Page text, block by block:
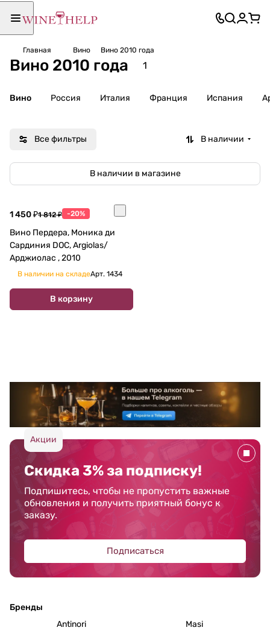
Главная Вино Вино 2010 года
Вино 2010 года 1
Вино Россия Италия Франция Испания
Все фильтры В наличии
В наличии в магазине
1 450 ₽1 812 ₽ -20%
Вино Пердера, Моника ди
Сардиния DOC, Argiolas/
Арджиолас , 2010
В наличии на складеАрт. 1434
В корзину
Акции
Скидка 3% за подписку!
Подпишитесь, чтобы не пропустить важные
обновления и получить приятный бонус к
заказу.
Подписаться
Бренды
Antinori
Masi